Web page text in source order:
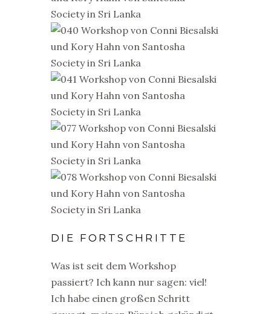
DIE FORTSCHRITTE
Was ist seit dem Workshop
passiert? Ich kann nur sagen: viel!
Ich habe einen großen Schritt